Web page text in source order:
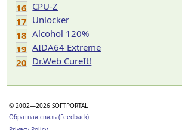
16 CPU-Z
17 Unlocker
18 Alcohol 120%
19 AIDA64 Extreme
20 Dr.Web CureIt!
© 2002—2026 SOFTPORTAL
Обратная связь (Feedback)